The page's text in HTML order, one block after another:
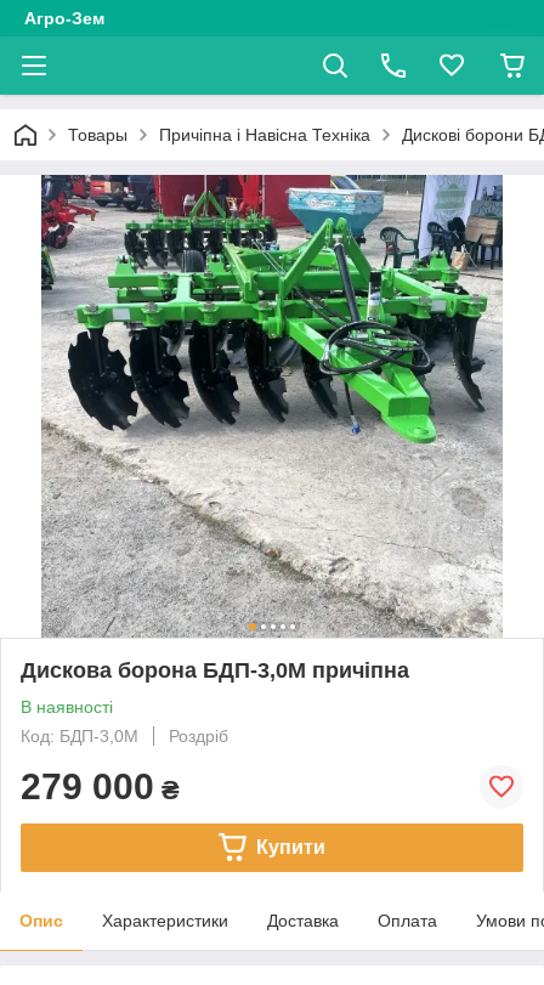
Агро-Зем
Товары Причіпна і Навісна Техніка Дискові борони
Дискова борона БДП-3,0М причіпна
В наявності
Код: БДП-3,0М
Роздріб
279 000 ₴
Купити
Опис Характеристики Доставка Оплата Умови